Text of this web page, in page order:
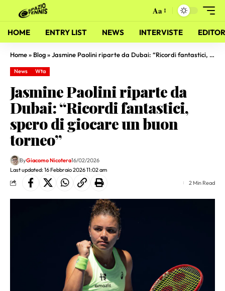
Aa
HOME ENTRY LIST NEWS INTERVISTE
Home» Blog»Jasmine Paolini riparte da Dubai: “Ricordi fantastici, spero di giocare un buon torneo”
News Wta
Jasmine Paolini riparte da
Dubai: “Ricordi fantastici,
spero di giocare un buon
torneo”
Last updated: 16 Febbraio 2026 11:02 am
ByGiacomo Nicotera16/02/2026
2 Min Read